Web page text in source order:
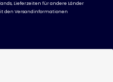
Lieferzeiten für andere Länder
denVersandinformationen